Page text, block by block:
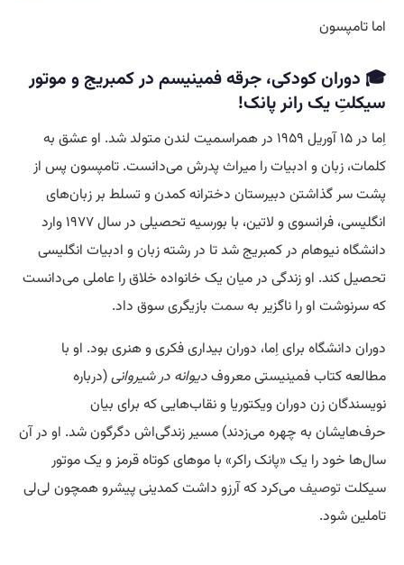
اما تامپسون
🎓 دوران کودکی، جرقه فمینیسم در کمبریج و موتور
سیکلتِ یک رانر پانک!
اِما در ۱۵ آوریل ۱۹۵۹ در همراسمیت لندن متولد شد. او عشق به
کلمات، زبان و ادبیات را میراث پدرش می‌دانست. تامپسون پس از
پشت سر گذاشتن دبیرستان دخترانه کمدن و تسلط بر زبان‌های
انگلیسی، فرانسوی و لاتین، با بورسیه تحصیلی در سال ۱۹۷۷ وارد
دانشگاه نیوهام در کمبریج شد تا در رشته زبان و ادبیات انگلیسی
تحصیل کند. او زندگی در میان یک خانواده خلاق را عاملی می‌دانست
که سرنوشت او را ناگزیر بهسمت بازیگری سوق داد.
دوران دانشگاه برای اِما، دوران بیداری فکری و هنری بود. او با
مطالعه کتاب فمینیستی معروفدیوانه در شیروانی(درباره
نویسندگان زن دوران ویکتوریا و نقاب‌هایی که برای بیان
حرف‌هایشان به چهره می‌زدند) مسیر زندگی‌اش دگرگون شد. او در آن
سال‌ها خود را یک «پانک راکر» با موهای کوتاه قرمز و یک موتور
سیکلت توصیف می‌کرد که آرزو داشت کمدینی پیشرو همچون لی‌لی
تاملین شود.